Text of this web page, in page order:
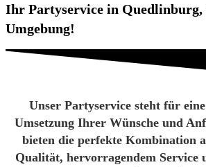
Ihr Partyservice in Quedlinburg,
Umgebung!
Unser Partyservice steht für
Umsetzung Ihrer Wünsche und
bieten die perfekte Kombination
Qualität, hervorragendem Service